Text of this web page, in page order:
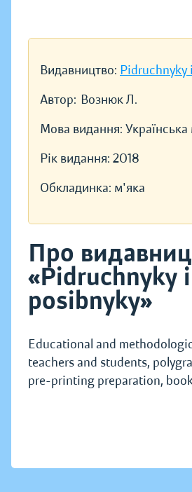
Видавництво: Pidruchnyky
Автор: Вознюк Л.
Мова видання:
Рік видання: 2018
Обкладинка: м'яка
Про
«Pidruchnyky i
posibnyky»
Educational and
teachers and students,
pre-printing preparation,